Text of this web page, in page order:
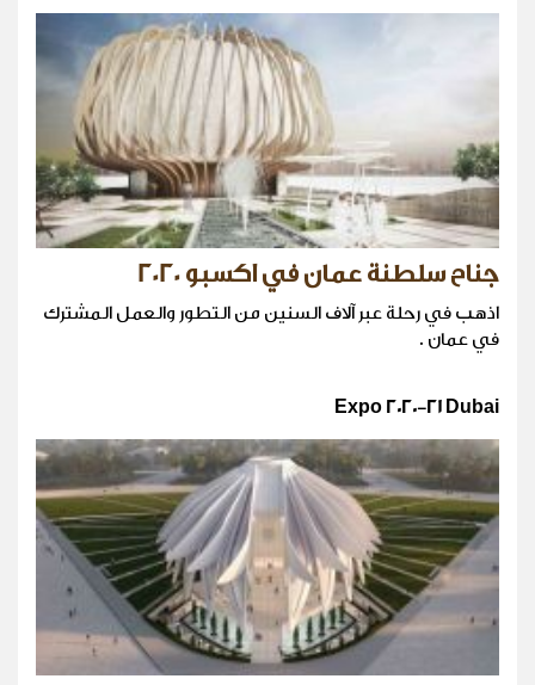
جناح سلطنة عمان في اكسبو 2020
اذهب في رحلة عبر آلاف السنين من التطور والعمل المشترك
في عمان .
Expo 2020-21 Dubai